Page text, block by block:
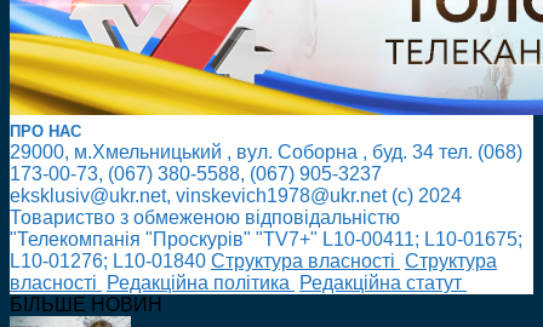
ПРО НАС
29000, м.Хмельницький , вул. Соборна , буд. 34 тел. (068)
173-00-73, (067) 380-5588, (067) 905-3237
eksklusiv@ukr.net, vinskevich1978@ukr.net (с) 2024
Товариство з обмеженою відповідальністю
"Телекомпанія "Проскурів" "TV7+" L10-00411; L10-01675;
L10-01276; L10-01840 Cтруктура власності Cтруктура
власності
Редакційна політика
Редакційна статут
БІЛЬШЕ НОВИН